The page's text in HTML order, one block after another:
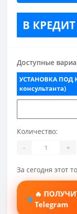
В
Доступные
УСТАНОВКА ПОД
консультанта)
Количество:
- +
За сегодня этот
🔥
Telegram